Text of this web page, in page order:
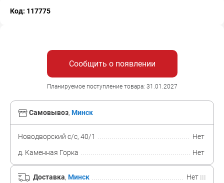
Код: 117775
Сообщить о появлении
Планируемое поступление товара: 31.01.2027
Самовывоз, Минск
Новодворский с/с, 40/1
Нет
д. Каменная Горка
Нет
Доставка, Минск Нет